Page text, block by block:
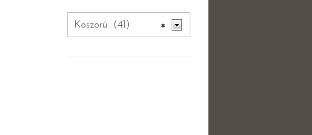
×
Koszorú (41)